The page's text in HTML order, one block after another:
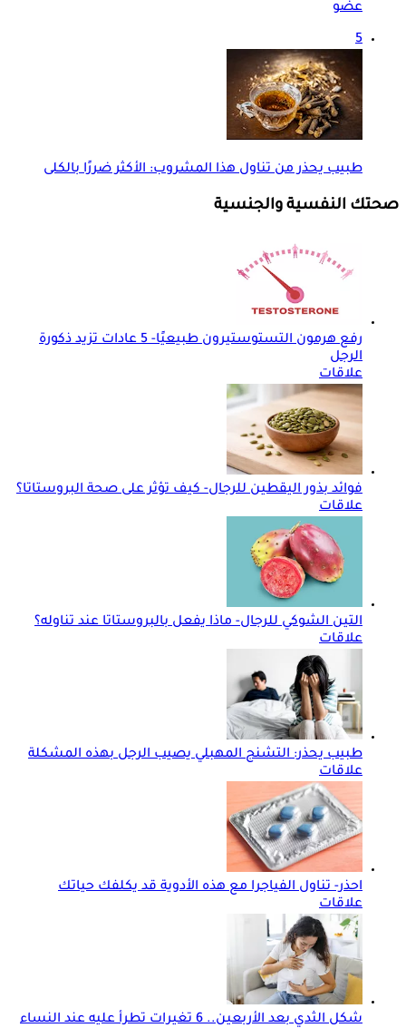
عضو
5
طبيب يحذر من تناول هذا المشروب: الأكثر ضررًا بالكلى
صحتك النفسية والجنسية
رفع هرمون التستوستيرون طبيعيًا- 5 عادات تزيد ذكورة
الرجل
علاقات
فوائد بذور اليقطين للرجال- كيف تؤثر على صحة البروستاتا؟
علاقات
التين الشوكي للرجال- ماذا يفعل بالبروستاتا عند تناوله؟
علاقات
طبيب يحذر: التشنج المهبلي يصيب الرجل بهذه المشكلة
علاقات
احذر- تناول الفياجرا مع هذه الأدوية قد يكلفك حياتك
علاقات
شكل الثدي بعد الأربعين.. 6 تغيرات تطرأ عليه عند النساء